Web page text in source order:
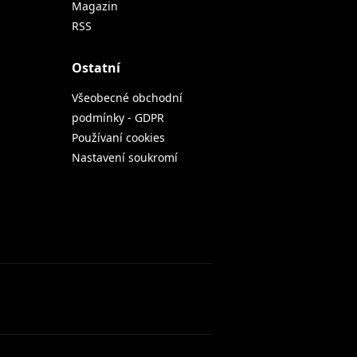
Magazin
RSS
Ostatní
Všeobecné obchodní
podmínky - GDPR
Používaní cookies
Nastavení soukromí